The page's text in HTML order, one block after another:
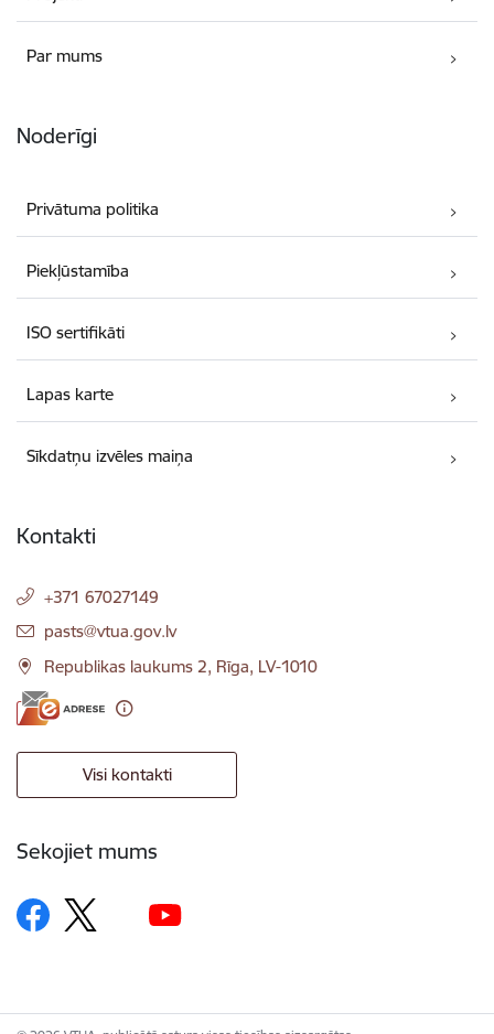
Par mums
Noderīgi
Privātuma politika
Piekļūstamība
ISO sertifikāti
Lapas karte
Sīkdatņu izvēles maiņa
Kontakti
+371 67027149
E-pasts:
pasts@vtua.gov.lv
Republikas laukums 2, Rīga, LV-1010
Visi kontakti
Sekojiet mums